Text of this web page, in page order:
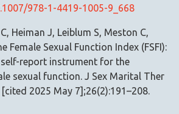
978-1-4419-1005-9_668
Heiman J, Leiblum S, Meston C,
Female Sexual Function Index (FSFI):
report instrument for the
sexual function. J Sex Marital Ther
2025 May 7];26(2):191–208.